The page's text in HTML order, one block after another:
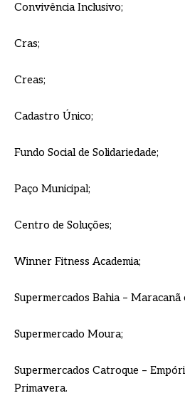
Convivência Inclusivo;
Cras;
Creas;
Cadastro Único;
Fundo Social de Solidariedade;
Paço Municipal;
Centro de Soluções;
Winner Fitness Academia;
Supermercados Bahia –
Supermercado Moura;
Supermercados Catroque –
Primavera.